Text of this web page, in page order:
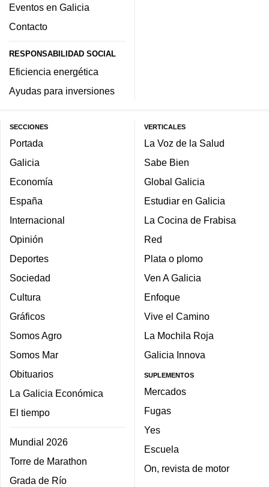
Eventos en Galicia
Contacto
RESPONSABILIDAD SOCIAL
Eficiencia energética
Ayudas para inversiones
SECCIONES
Portada
Galicia
Economía
España
Internacional
Opinión
Deportes
Sociedad
Cultura
Gráficos
Somos Agro
Somos Mar
Obituarios
La Galicia Económica
El tiempo
Mundial 2026
Torre de Marathon
Grada de Río
VERTICALES
La Voz de la Salud
Sabe Bien
Global Galicia
Estudiar en Galicia
La Cocina de Frabisa
Red
Plata o plomo
Ven A Galicia
Enfoque
Vive el Camino
La Mochila Roja
Galicia Innova
SUPLEMENTOS
Mercados
Fugas
Yes
Escuela
On, revista de motor